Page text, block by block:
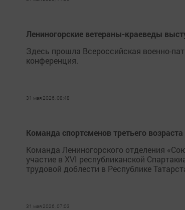
Лениногорские ветераны-краеведы
Здесь прошла Всероссийская военно-
конференция.
31 мая 2026, 08:48
Команда спортсменов третьего
Команда Лениногорского отделения
участие в XVI республиканской
трудовой доблести в Республике
31 мая 2026, 07:03